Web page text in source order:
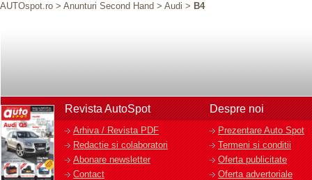
AUTOspot.ro > Anunturi Second Hand > Audi > B4
Revista AutoSpot
Arhiva / Revista PDF
Redactie si colaboratori
Abonare newsletter
Contact
Despre noi
Prezentare Auto Spot
Termeni si conditii
Oferta publicitate
Oferta advertoriale